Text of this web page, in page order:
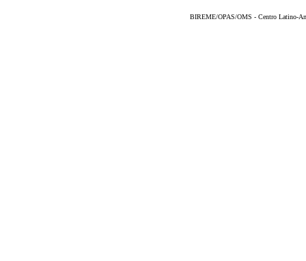
BIREME/OPAS/OMS - Centro Latino-